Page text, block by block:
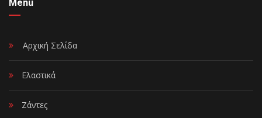
Menu
Αρχική Σελίδα
Ελαστικά
Ζάντες